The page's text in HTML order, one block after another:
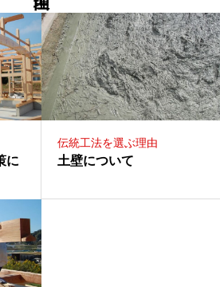
に
伝統工法を選ぶ理由
土壁について